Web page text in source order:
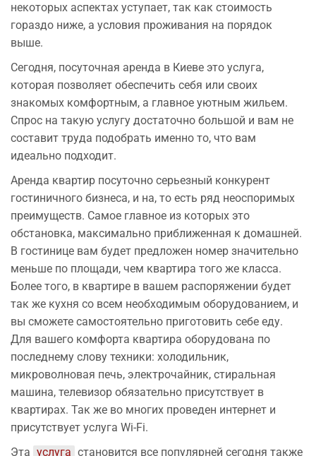
некоторых аспектах уступает, так как стоимость
гораздо ниже, а условия проживания на порядок
выше.
Сегодня, посуточная аренда в Киеве это услуга,
которая позволяет обеспечить себя или своих
знакомых комфортным, а главное уютным жильем.
Спрос на такую услугу достаточно большой и вам не
составит труда подобрать именно то, что вам
идеально подходит.
Аренда квартир посуточно серьезный конкурент
гостиничного бизнеса, и на, то есть ряд неоспоримых
преимуществ. Самое главное из которых это
обстановка, максимально приближенная к домашней.
В гостинице вам будет предложен номер значительно
меньше по площади, чем квартира того же класса.
Более того, в квартире в вашем распоряжении будет
так же кухня со всем необходимым оборудованием, и
вы сможете самостоятельно приготовить себе еду.
Для вашего комфорта квартира оборудована по
последнему слову техники: холодильник,
микроволновая печь, электрочайник, стиральная
машина, телевизор обязательно присутствует в
квартирах. Так же во многих проведен интернет и
присутствует услуга Wi-Fi.
Эта услуга становится все популярней сегодня также